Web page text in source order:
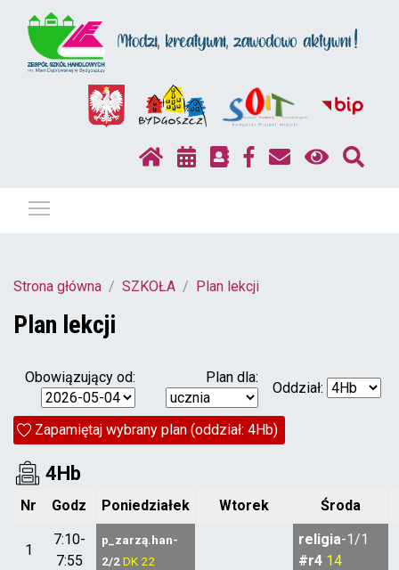
Strona główna SZKOŁA Plan lekcji
Plan lekcji
Obowiązujący od: Plan dla:
Oddział:
Zapamiętaj wybrany plan (oddział: 4Hb)
4Hb
Nr Godz Poniedziałek Wtorek Środa
1
7:10-
7:55
p_zarzą.han-
2/2DK 22
religia-1/1
#r4 14